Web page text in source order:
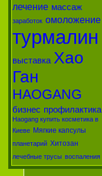
лечение массаж
заработок омоложение
турмалин
выставка Хао
Ган
HAOGANG
бизнес профилактика
Haogang купить косметика в
Киеве Мягкие капсулы
планетарий Хитозан
лечебные трусы воспаления